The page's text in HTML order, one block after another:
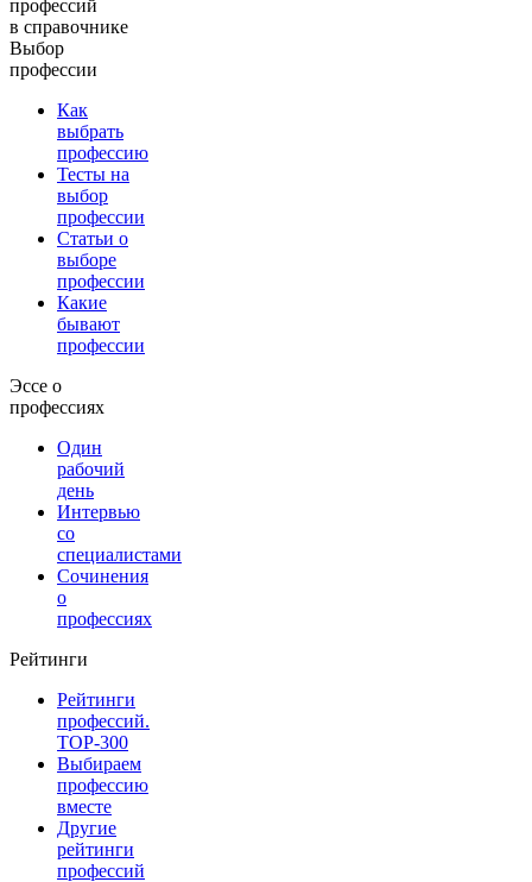
профессий
в справочнике
Выбор
профессии
Как
выбрать
профессию
Тесты на
выбор
профессии
Статьи о
выборе
профессии
Какие
бывают
профессии
Эссе о
профессиях
Один
рабочий
день
Интервью
со
специалистами
Сочинения
о
профессиях
Рейтинги
Рейтинги
профессий.
TOP-300
Выбираем
профессию
вместе
Другие
рейтинги
профессий